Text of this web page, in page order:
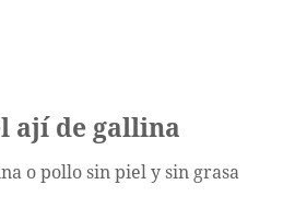
ají de gallina
o pollo sin piel y sin grasa